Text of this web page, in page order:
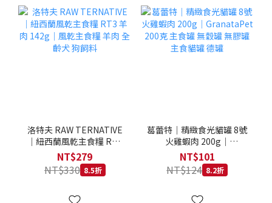
洛特夫 RAW TERNATIVE
｜紐西蘭風乾主食糧 RT3
羊肉 142g｜風乾主食糧 羊
肉 全齡犬 狗飼料
NT$279
NT$330 8.5折
葛蕾特｜精緻食光貓罐 8號
火雞蝦肉 200g｜
GranataPet 200克 主食罐
無穀罐 無膠罐 主食貓罐 德
罐
NT$101
NT$124 8.2折